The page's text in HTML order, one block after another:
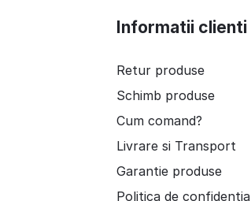
Informatii clienti
Retur produse
Schimb produse
Cum comand?
Livrare si Transport
Garantie produse
Politica de